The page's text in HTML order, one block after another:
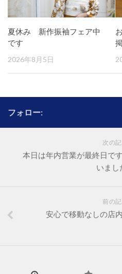
夏休み 新作振袖フェア中
です
2026年8月5日
フォロー:
次の
本日は年内営業が最終日で
いまし
前の
安心で移動なしの店